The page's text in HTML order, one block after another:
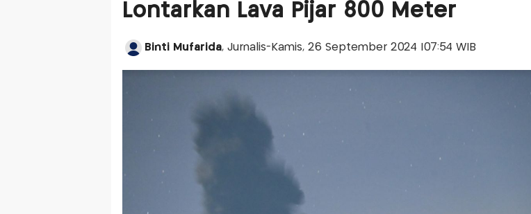
Lontarkan Lava Pijar 800 Meter
Binti Mufarida, Jurnalis-Kamis, 26 September 2024 |07:54 WIB